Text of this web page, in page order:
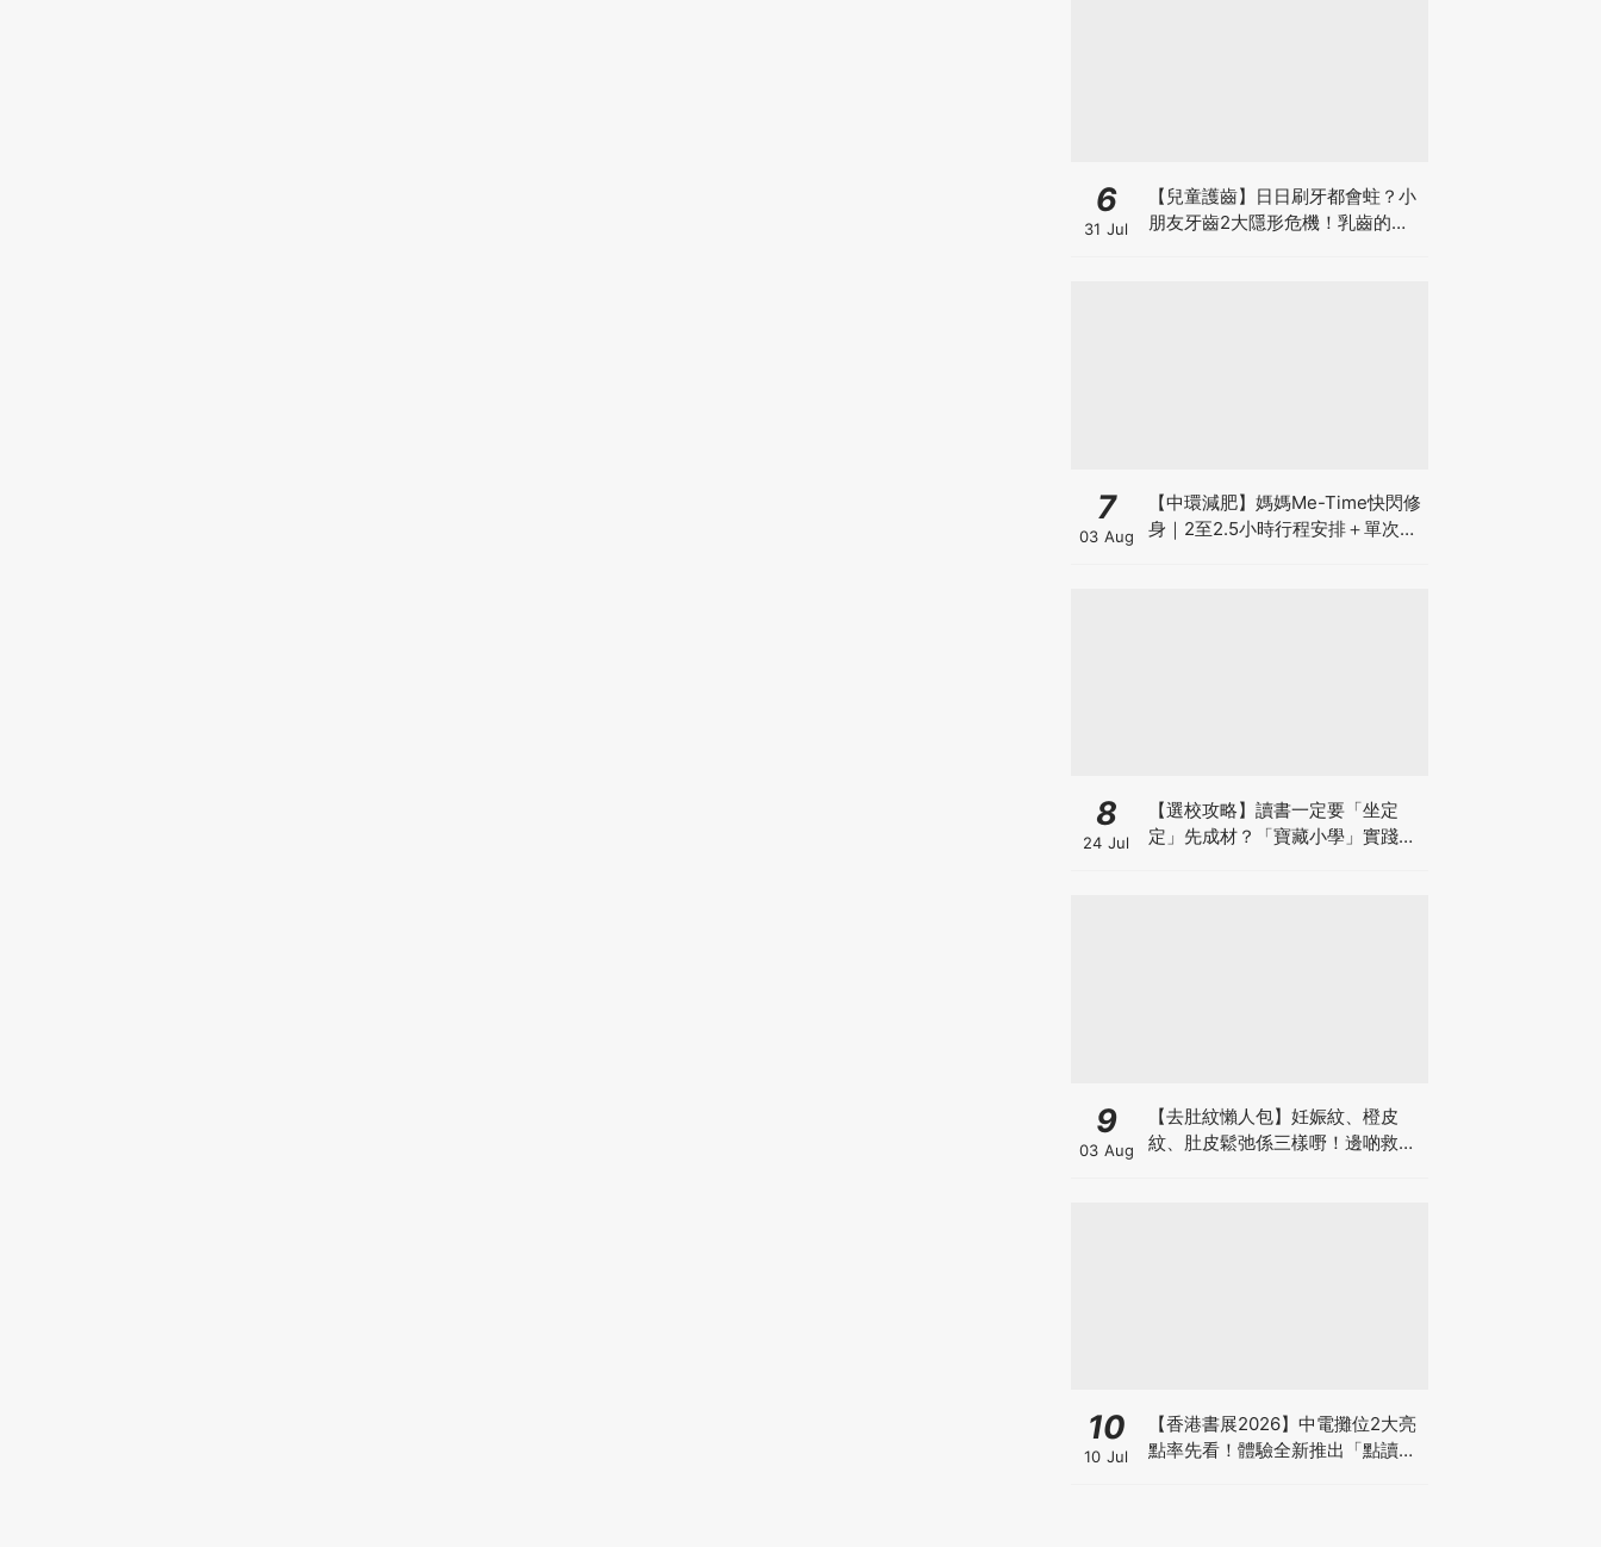
6
31 Jul
【兒童護齒】日日刷牙都會蛀？小
朋友牙齒2大隱形危機！乳齒的琺
7
03 Aug
【中環減肥】媽媽Me-Time快閃修
身｜2至2.5小時行程安排＋單次收
8
24 Jul
【選校攻略】讀書一定要「坐定
定」先成材？「寶藏小學」實踐動
9
03 Aug
【去肚紋懶人包】妊娠紋、橙皮
紋、肚皮鬆弛係三樣嘢！邊啲救得
10
10 Jul
【香港書展2026】中電攤位2大亮
點率先看！體驗全新推出「點讀故